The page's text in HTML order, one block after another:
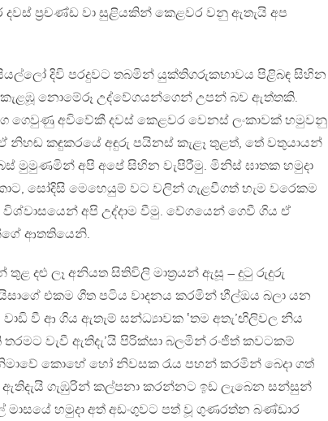
ප්‍රචණ්ඩ වා සුළියකින් කෙළවර වනු ඇතැයි අප
දිවි පරදුවට තබමින් යුක්තිගරුකභාවය පිළිබඳ සිහින
නොමේරූ උද්වේගයන්ගෙන් උපන් බව ඇත්තකි.
ගෙවුණු අවිවේකී දවස් කෙළවර වෙනස් ලංකාවක් හමුවනු
නිහඬ කඳුකරයේ අඳුරු පයිනස් කැළෑ තුළත්, තේ වතුයායන්
මුමුණමින් අපි අපේ සිහින වැපිරීමු. මිනිස් ඝාතක හමුදා
සෝදිසි මෙහෙයුම් වට වලින් ගැළවීගත් හැම වරෙකම
අපි උද්දාම වීමු. වේගයෙන් ගෙවී ගිය ඒ
ආතතියෙනි.
දළු ලෑ අනියත සිතිවිලි මාත්‍රයන් ඇසූ – දුටු රුදුරු
එකම ගීත පටිය වාදනය කරමින් හීල්ඔය බලා යන
වී ආ ගිය ඇතැම් සන්ධ්‍යාවක ‛තම අතැ’ඟිලිවල නිය
වැවී ඇතිදැ’යි පිරික්සා බලමින් රංජිත් කවටකම්
කොහේ හෝ නිවසක රැය පහන් කරමින් බෙදා ගත්
ගැඹුරින් කල්පනා කරන්නට ඉඩ ලැබෙන සන්සුන්
මාසයේ හමුදා අත් අඩංගුවට පත් වූ ගුණරත්න බණ්ඩාර